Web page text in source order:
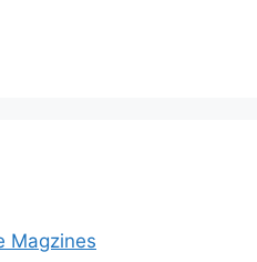
Magzines